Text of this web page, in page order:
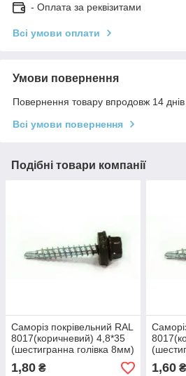
- Оплата за реквізитами
Всі умови оплати
Умови повернення
Повернення товару впродовж 14
Всі умови повернення
Подібні товари компанії
Саморіз покрівельний RAL
8017(коричневий) 4,8*35
(шестигранна голівка 8мм)
1,80 ₴ 1,60₴